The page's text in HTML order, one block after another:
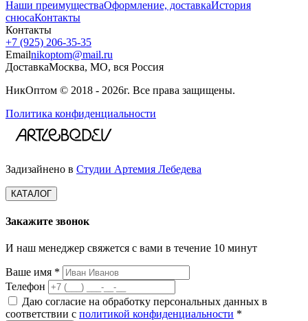
Наши преимуществаОформление, доставкаИстория
снюсаКонтакты
Контакты
+7 (925) 206‑35‑35
Emailnikoptom@mail.ru
ДоставкаМосква, МО, вся Россия
НикОптом © 2018 - 2026г. Все права защищены.
Политика конфиденциальности
Задизайнено в Студии Артемия Лебедева
КАТАЛОГ
Закажите звонок
И наш менеджер свяжется с вами в течение 10 минут
Ваше имя *
Телефон
Даю согласие на обработку персональных данных в
соответствии с политикой конфиденциальности *